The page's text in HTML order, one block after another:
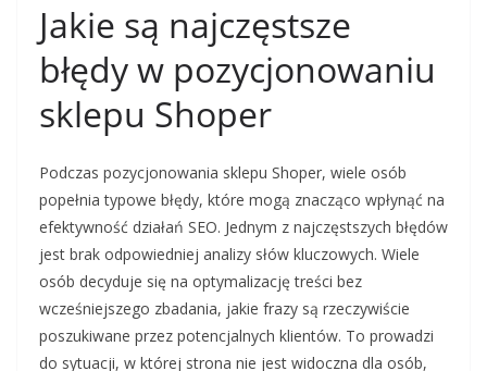
Jakie są najczęstsze
błędy w pozycjonowaniu
sklepu Shoper
Podczas pozycjonowania sklepu Shoper, wiele osób
popełnia typowe błędy, które mogą znacząco wpłynąć na
efektywność działań SEO. Jednym z najczęstszych błędów
jest brak odpowiedniej analizy słów kluczowych. Wiele
osób decyduje się na optymalizację treści bez
wcześniejszego zbadania, jakie frazy są rzeczywiście
poszukiwane przez potencjalnych klientów. To prowadzi
do sytuacji, w której strona nie jest widoczna dla osób,